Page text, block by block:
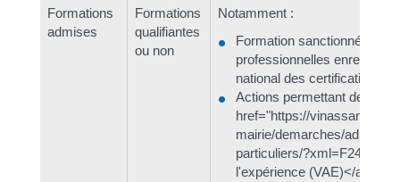
Formations
admises
Formations
qualifiantes
ou non
Notamment :
Formation sanctionnée par
professionnelles
national des certifications
Actions permettant de faire
href="https://vinassan.fr/la-
mairie/demarches/
particuliers/
l'expérience (VAE)</a>